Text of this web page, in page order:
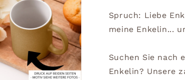
Spruch: Liebe
meine Enkelin...
Suchen Sie nach
Enkelin? Unsere